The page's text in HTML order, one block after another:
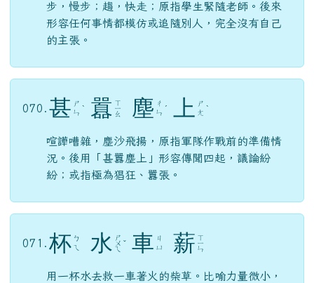
步，慢步；趨，快走；原指學生緊隨老師。後來
形容任何事情都模仿或追隨別人，完全沒有自己
的主張。
070. 甚 ㄕ
ㄣ ˋ 囂 ㄒ
ㄧ
ㄠ 塵 ㄔ
ㄣ ˊ 上 ㄕ
ㄤ ˋ
喧譁嘈雜，塵沙飛揚，原指軍隊作戰前的準備情
況。後用「甚囂塵上」形容傳聞四起，議論紛
紛；或指極為猖狂、囂張。
071. 杯 ㄅ
ㄟ
水 ㄕ
ㄨ
ㄟ
ˇ 車 ㄐ
ㄩ
薪 ㄒ
ㄧ
ㄣ
用一杯水去救一車著火的柴草。比喻力量微小，